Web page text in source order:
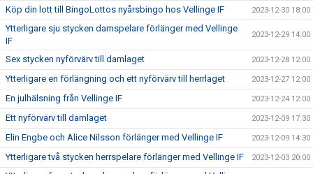
Köp din lott till BingoLottos nyårsbingo hos Vellinge IF 2023-12-30 18:00
Ytterligare sju stycken damspelare förlänger med Vellinge
IF
2023-12-29 14:00
Sex stycken nyförvärv till damlaget 2023-12-28 12:00
Ytterligare en förlängning och ett nyförvärv till herrlaget 2023-12-27 12:00
En julhälsning från Vellinge IF 2023-12-24 12:00
Ett nyförvärv till damlaget 2023-12-09 17:30
Elin Engbe och Alice Nilsson förlänger med Vellinge IF 2023-12-09 14:30
Ytterligare två stycken herrspelare förlänger med Vellinge IF 2023-12-03 20:00